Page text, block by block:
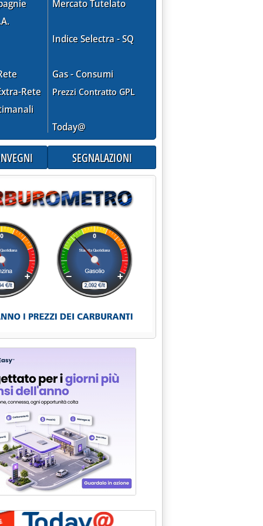
16 al 30 novembre 2019
2019 alle 10.50.
solidi sulla piazza di Milano '
Rete
Mercato Tutelato
Indice Selectra - SQ
Gas - Consumi
Prezzi Contratto GPL
Today@
SEGNALAZIONI